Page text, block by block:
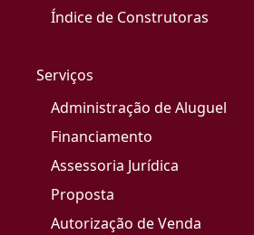
Índice de Construtoras
Serviços
Administração de Aluguel
Financiamento
Assessoria Jurídica
Proposta
Autorização de Venda